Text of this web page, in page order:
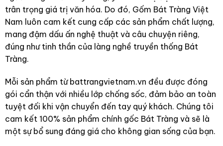
trân trọng giá trị văn hóa. Do đó, Gốm Bát Tràng Việt
Nam luôn cam kết cung cấp các sản phẩm chất lượng,
mang đậm dấu ấn nghệ thuật và câu chuyện riêng,
đúng như tinh thần của làng nghề truyền thống Bát
Tràng.
Mỗi sản phẩm từ battrangvietnam.vn đều được đóng
gói cẩn thận với nhiều lớp chống sốc, đảm bảo an toàn
tuyệt đối khi vận chuyển đến tay quý khách. Chúng tôi
cam kết 100% sản phẩm chính gốc Bát Tràng và sẽ là
một sự bổ sung đáng giá cho không gian sống của bạn.